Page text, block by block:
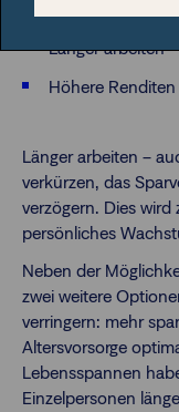
Länger arbeiten
Höhere Renditen
Länger arbeiten –
verkürzen, das
verzögern. Dies
persönliches
Neben der
zwei weitere
verringern: mehr
Altersvorsorge
Lebensspannen
Einzelpersonen